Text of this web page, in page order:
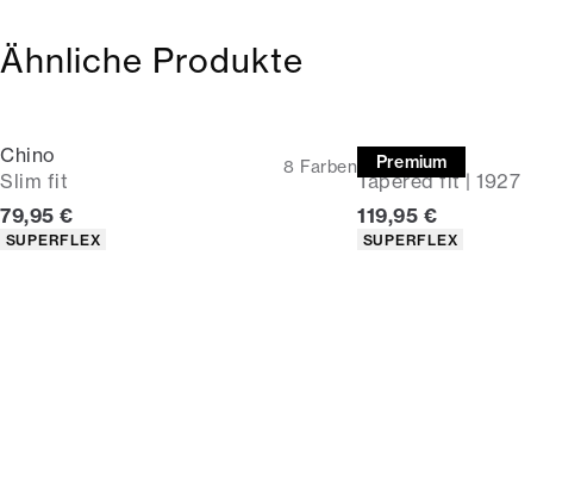
Ähnliche Produkte
Chino
Slim fit
8 Farben
Preis
79,95 €
Produkteigenschaften
SUPERFLEX
Premium
Chino
Tapered fit | 1927
Preis
119,95 €
Produkteigenschaften
SUPERFLEX